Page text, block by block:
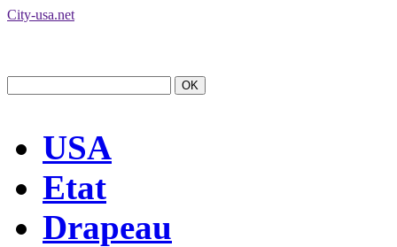
City-usa.net
USA
Etat
Drapeau